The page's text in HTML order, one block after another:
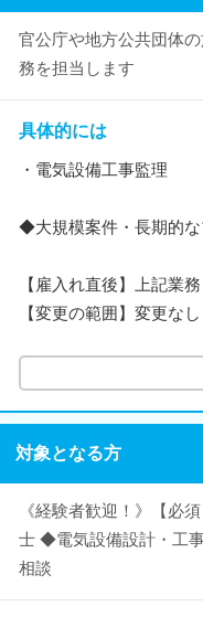
官公庁や地方公共団体
務を担当します
具体的には
・電気設備工事監理
◆大規模案件・長期的
【雇入れ直後】上記業務
【変更の範囲】変更なし
対象となる方
《経験者歓迎！》【必
士 ◆電気設備設計・工
相談